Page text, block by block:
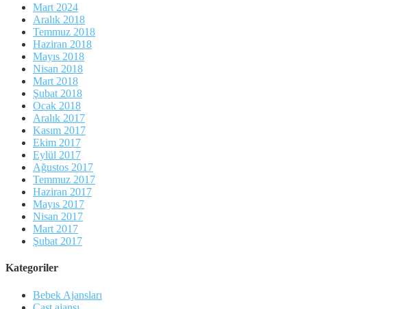
Mart 2024
Aralık 2018
Temmuz 2018
Haziran 2018
Mayıs 2018
Nisan 2018
Mart 2018
Şubat 2018
Ocak 2018
Aralık 2017
Kasım 2017
Ekim 2017
Eylül 2017
Ağustos 2017
Temmuz 2017
Haziran 2017
Mayıs 2017
Nisan 2017
Mart 2017
Şubat 2017
Kategoriler
Bebek Ajansları